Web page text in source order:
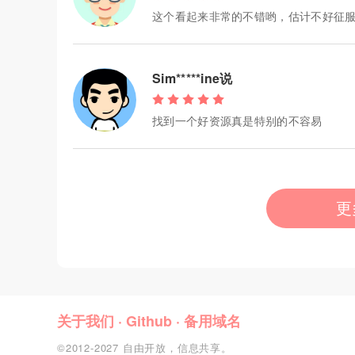
这个看起来非常的不错哟，估计不好征服
Sim*****ine说
找到一个好资源真是特别的不容易
关于我们 · Github · 备用域名
©2012-2027 自由开放，信息共享。